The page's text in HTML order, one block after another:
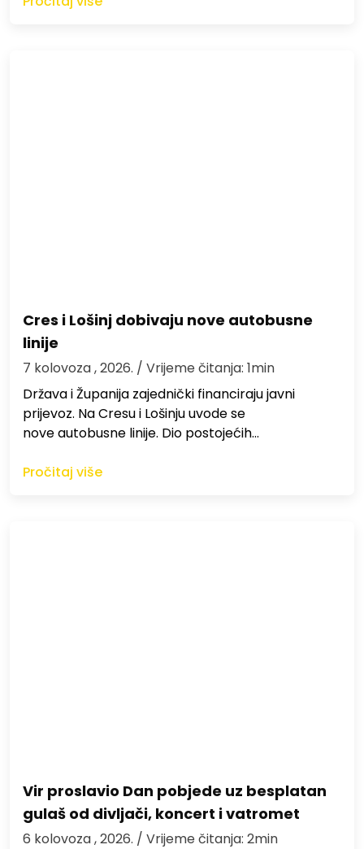
Cres i Lošinj dobivaju nove autobusne
linije
7 kolovoza , 2026. / Vrijeme čitanja: 1min
Država i Županija zajednički financiraju javni
prijevoz. Na Cresu i Lošinju uvode se
nove autobusne linije. Dio postojećih…
Pročitaj više
Vir proslavio Dan pobjede uz besplatan
gulaš od divljači, koncert i vatromet
6 kolovoza , 2026. / Vrijeme čitanja: 2min